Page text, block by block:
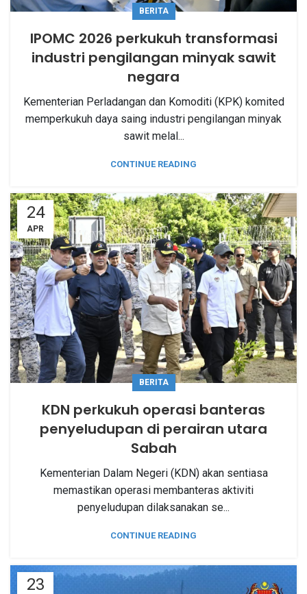
BERITA
IPOMC 2026 perkukuh transformasi
industri pengilangan minyak sawit
negara
Kementerian Perladangan dan Komoditi (KPK) komited
memperkukuh daya saing industri pengilangan minyak
sawit melal...
CONTINUE READING
24
APR
BERITA
KDN perkukuh operasi banteras
penyeludupan di perairan utara
Sabah
Kementerian Dalam Negeri (KDN) akan sentiasa
memastikan operasi membanteras aktiviti
penyeludupan dilaksanakan se...
CONTINUE READING
23